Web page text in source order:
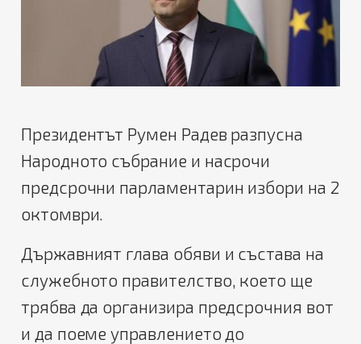
Президентът Румен Радев разпусна
Народното събрание и насрочи
предсрочни парламентарин избори на 2
октомври.
Държавният глава обяви и състава на
служебното правителство, което ще
трябва да организира предсрочния вот
и да поеме управлението до